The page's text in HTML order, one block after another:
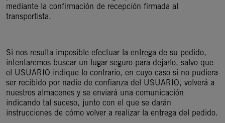
mediante la confirmación de recepción firmada al
transportista.
Si nos resulta imposible efectuar la entrega de su pedido,
intentaremos buscar un lugar seguro para dejarlo, salvo que
el USUARIO indique lo contrario, en cuyo caso si no pudiera
ser recibido por nadie de confianza del USUARIO, volverá a
nuestros almacenes y se enviará una comunicación
indicando tal suceso, junto con el que se darán
instrucciones de cómo volver a realizar la entrega del pedido.